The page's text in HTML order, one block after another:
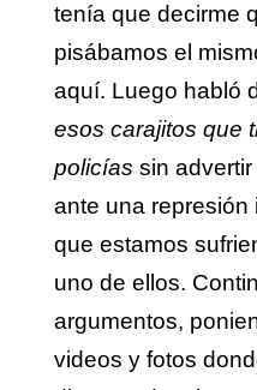
tenía que decirme
pisábamos el
aquí. Luego habló
esos carajitos que
policías sin
ante una represión
que estamos
uno de ellos.
argumentos,
videos y fotos